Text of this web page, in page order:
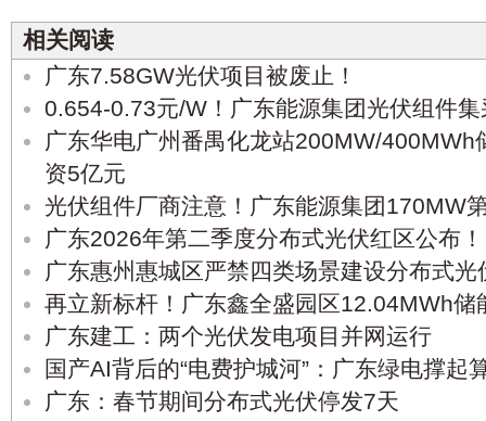
相关阅读
广东7.58GW光伏项目被废止！
0.654-0.73元/W！广东能源集团光伏组件
广东华电广州番禺化龙站200MW/400MWh
资5亿元
光伏组件厂商注意！广东能源集团170MW
广东2026年第二季度分布式光伏红区公布！
广东惠州惠城区严禁四类场景建设分布式光
再立新标杆！广东鑫全盛园区12.04MWh储
广东建工：两个光伏发电项目并网运行
国产AI背后的“电费护城河”：广东绿电撑起
广东：春节期间分布式光伏停发7天